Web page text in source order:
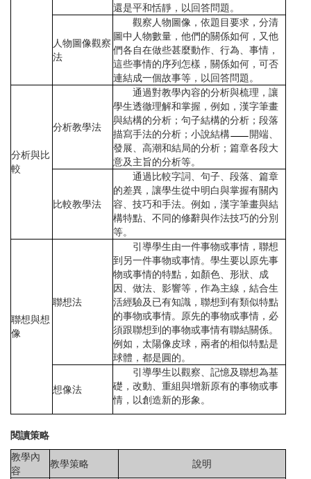
還是平和恬靜，以回答問題。
人物圖像觀察
法
觀察人物圖像，依題目要求，分清
圖中人物數量，他們的關係如何，又他
們各自在做些甚麼動作、行為、事情，
這些事情的序列怎樣，關係如何，可否
連結成一個故事等，以回答問題。
分析與比
較
分析教學法
通過對教學內容的分析與梳理，讓
學生透徹理解和掌握，例如，漢字筆畫
與結構的分析；句子結構的分析；段落
描寫手法的分析；小說結構
開端、
發展、高潮和結局的分析；篇章各段大
意及主旨的分析等。
比較教學法
通過比較字詞、句子、段落、篇章
的差異，讓學生從中明白與掌握有關內
容、技巧和手法。例如，漢字筆畫與結
構特點、不同的修辭與作法技巧的分別
等。
聯想與想
像
聯想法
引導學生由一件事物或事情，聯想
到另一件事物或事情。學生要以原先事
物或事情的特點，如顏色、形狀、成
因、做法、影響等，作為主線，結合生
活經驗及已有知識，聯想到有類似特點
的事物或事情。原先的事物或事情，必
須跟聯想到的事物或事情有聯結關係。
例如，太陽像皮球，兩者的相似特點是
球體，都是圓的。
想像法
引導學生以觀察、記憶及聯想為基
礎，改動、重組與增新原有的事物或事
情，以創造新的形象。
閱讀策略
教學內
容
教學策略 說明